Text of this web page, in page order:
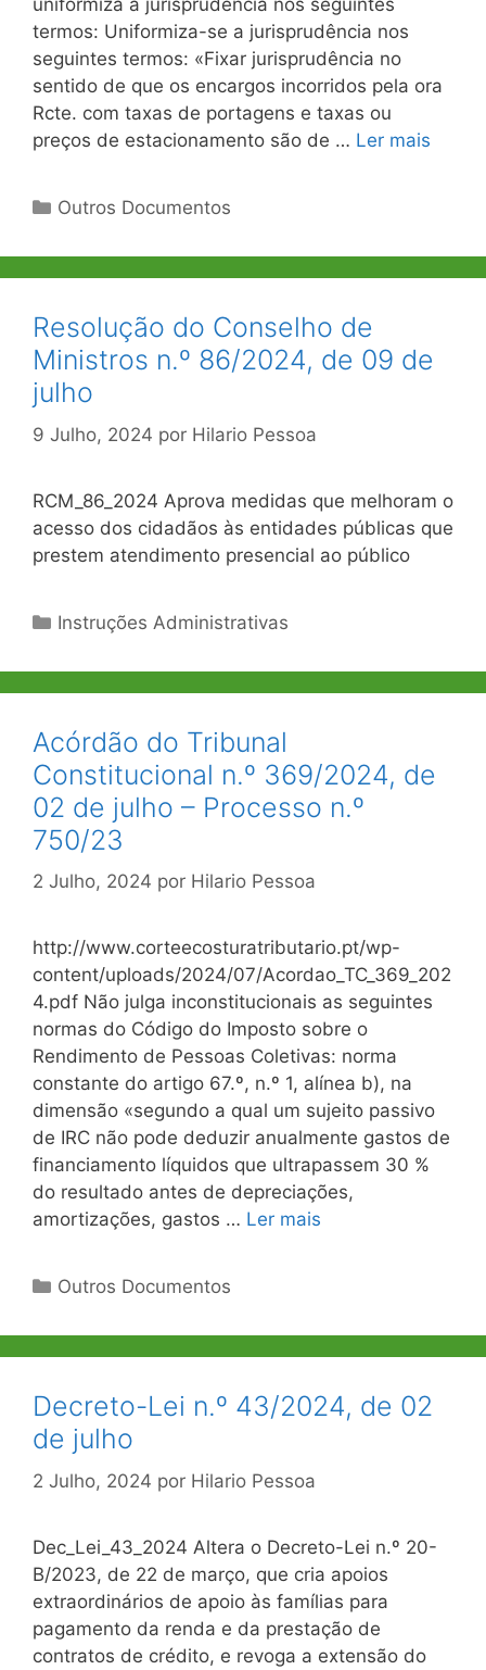
uniformiza a jurisprudência nos seguintes
termos: Uniformiza-se a jurisprudência nos
seguintes termos: «Fixar jurisprudência no
sentido de que os encargos incorridos pela ora
Rcte. com taxas de portagens e taxas ou
preços de estacionamento são de … Ler mais
Categorias
Outros Documentos
Resolução do Conselho de
Ministros n.º 86/2024, de 09 de
julho
9 Julho, 2024 por Hilario Pessoa
RCM_86_2024 Aprova medidas que melhoram o
acesso dos cidadãos às entidades públicas que
prestem atendimento presencial ao público
Categorias
Instruções Administrativas
Acórdão do Tribunal
Constitucional n.º 369/2024, de
02 de julho – Processo n.º
750/23
2 Julho, 2024 por Hilario Pessoa
http://www.corteecosturatributario.pt/wp-
content/uploads/2024/07/Acordao_TC_369_202
4.pdf Não julga inconstitucionais as seguintes
normas do Código do Imposto sobre o
Rendimento de Pessoas Coletivas: norma
constante do artigo 67.º, n.º 1, alínea b), na
dimensão «segundo a qual um sujeito passivo
de IRC não pode deduzir anualmente gastos de
financiamento líquidos que ultrapassem 30 %
do resultado antes de depreciações,
amortizações, gastos … Ler mais
Categorias
Outros Documentos
Decreto-Lei n.º 43/2024, de 02
de julho
2 Julho, 2024 por Hilario Pessoa
Dec_Lei_43_2024 Altera o Decreto-Lei n.º 20-
B/2023, de 22 de março, que cria apoios
extraordinários de apoio às famílias para
pagamento da renda e da prestação de
contratos de crédito, e revoga a extensão do